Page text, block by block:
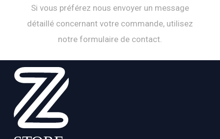
Si vous préférez nous envoyer un message
détaillé concernant votre commande, utilisez
notre formulaire de contact.